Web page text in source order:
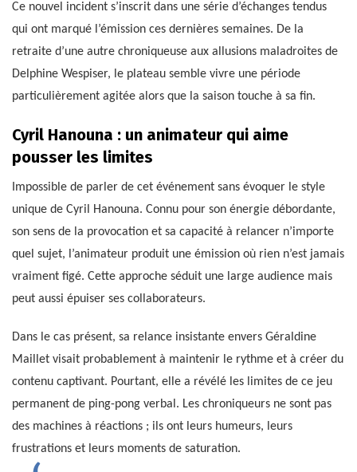
Ce nouvel incident s’inscrit dans une série d’échanges tendus
qui ont marqué l’émission ces dernières semaines. De la
retraite d’une autre chroniqueuse aux allusions maladroites de
Delphine Wespiser, le plateau semble vivre une période
particulièrement agitée alors que la saison touche à sa fin.
Cyril Hanouna : un animateur qui aime
pousser les limites
Impossible de parler de cet événement sans évoquer le style
unique de Cyril Hanouna. Connu pour son énergie débordante,
son sens de la provocation et sa capacité à relancer n’importe
quel sujet, l’animateur produit une émission où rien n’est jamais
vraiment figé. Cette approche séduit une large audience mais
peut aussi épuiser ses collaborateurs.
Dans le cas présent, sa relance insistante envers Géraldine
Maillet visait probablement à maintenir le rythme et à créer du
contenu captivant. Pourtant, elle a révélé les limites de ce jeu
permanent de ping-pong verbal. Les chroniqueurs ne sont pas
des machines à réactions ; ils ont leurs humeurs, leurs
frustrations et leurs moments de saturation.